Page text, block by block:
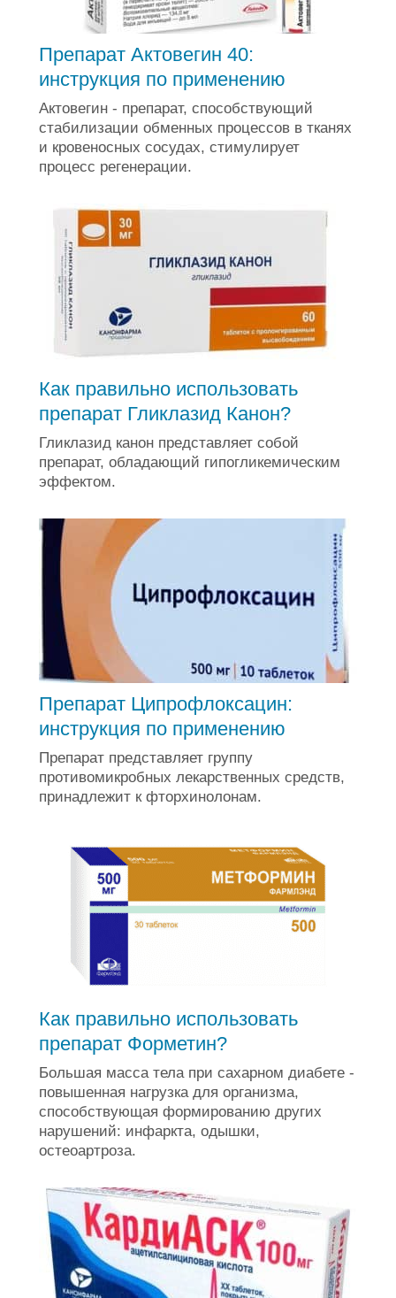
Препарат Актовегин 40:
инструкция по применению
Актовегин - препарат, способствующий
стабилизации обменных процессов в тканях
и кровеносных сосудах, стимулирует
процесс регенерации.
Как правильно использовать
препарат Гликлазид Канон?
Гликлазид канон представляет собой
препарат, обладающий гипогликемическим
эффектом.
Препарат Ципрофлоксацин:
инструкция по применению
Препарат представляет группу
противомикробных лекарственных средств,
принадлежит к фторхинолонам.
Как правильно использовать
препарат Форметин?
Большая масса тела при сахарном диабете -
повышенная нагрузка для организма,
способствующая формированию других
нарушений: инфаркта, одышки,
остеоартроза.